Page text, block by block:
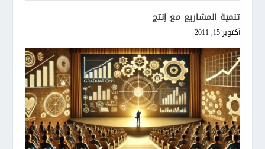
تنمية المشاريع مع إنتج
أكتوبر 15, 2011